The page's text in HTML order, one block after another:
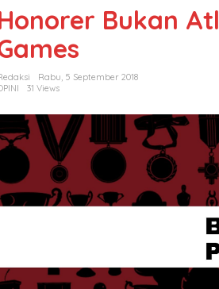
Bukan
Rabu, 5 September 2018
31 Views